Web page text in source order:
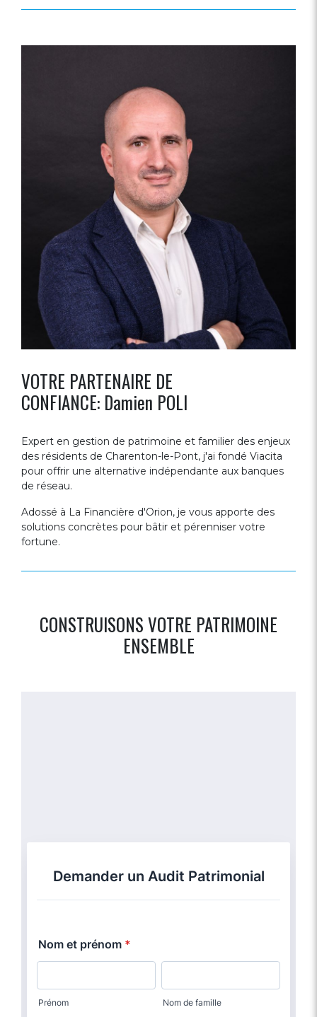
VOTRE PARTENAIRE DE
CONFIANCE: Damien POLI
Expert en gestion de patrimoine et familier des enjeux
des résidents de Charenton-le-Pont, j'ai fondé Viacita
pour offrir une alternative indépendante aux banques
de réseau.
Adossé à La Financière d'Orion, je vous apporte des
solutions concrètes pour bâtir et pérenniser votre
fortune.
CONSTRUISONS VOTRE PATRIMOINE
ENSEMBLE